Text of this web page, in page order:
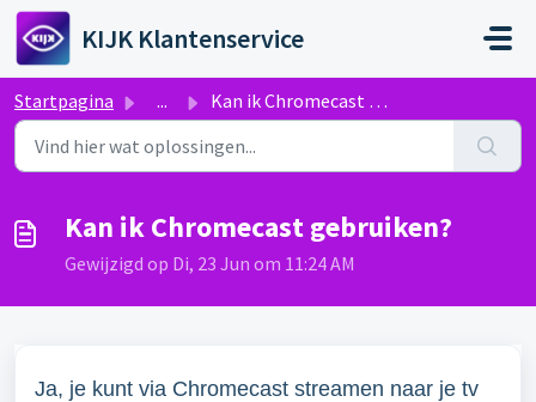
Doorgaan naar hoofdinhoud
KIJK Klantenservice
Startpagina ... Kan ik Chromecast gebruiken?
Kan ik Chromecast gebruiken?
Gewijzigd op Di, 23 Jun om 11:24 AM
Ja, je kunt via Chromecast streamen naar je tv